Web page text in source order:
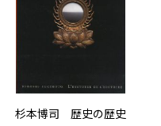
杉本博司 歴史の歴史